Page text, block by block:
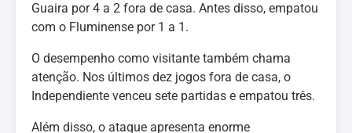
Guaira por 4 a 2 fora de casa. Antes disso, empatou
com o Fluminense por 1 a 1.
O desempenho como visitante também chama
atenção. Nos últimos dez jogos fora de casa, o
Independiente venceu sete partidas e empatou três.
Além disso, o ataque apresenta enorme